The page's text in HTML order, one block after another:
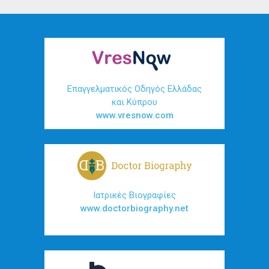
Επαγγελματικός Οδηγός Ελλάδας
και Κύπρου
www.vresnow.com
Ιατρικές Βιογραφίες
www.doctorbiography.net